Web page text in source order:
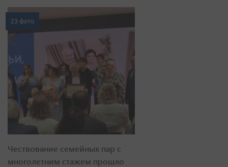
23 фото
Чествование семейных пар с
многолетним стажем прошло